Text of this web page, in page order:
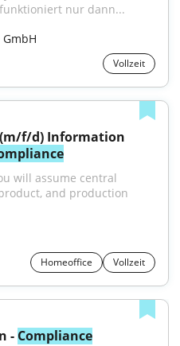
nur dann...
Vollzeit
f/d) Information
will assume central
and production
Homeoffice Vollzeit
- Compliance